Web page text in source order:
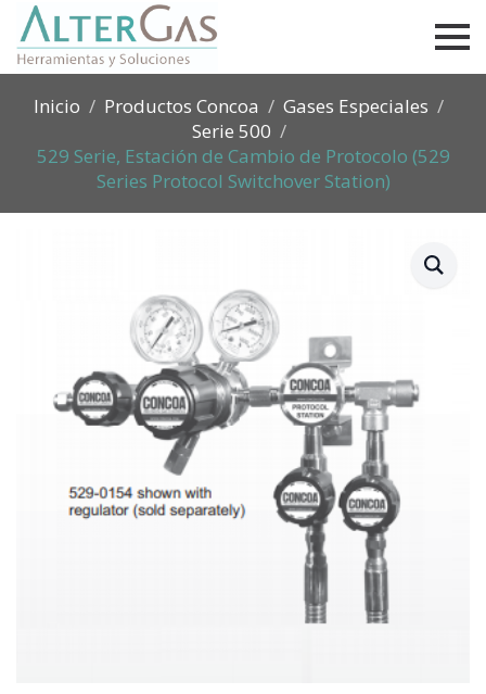
Inicio Productos Concoa
Gases Especiales
Serie 500
529 Serie, Estación de Cambio de Protocolo (529
Series Protocol Switchover Station)